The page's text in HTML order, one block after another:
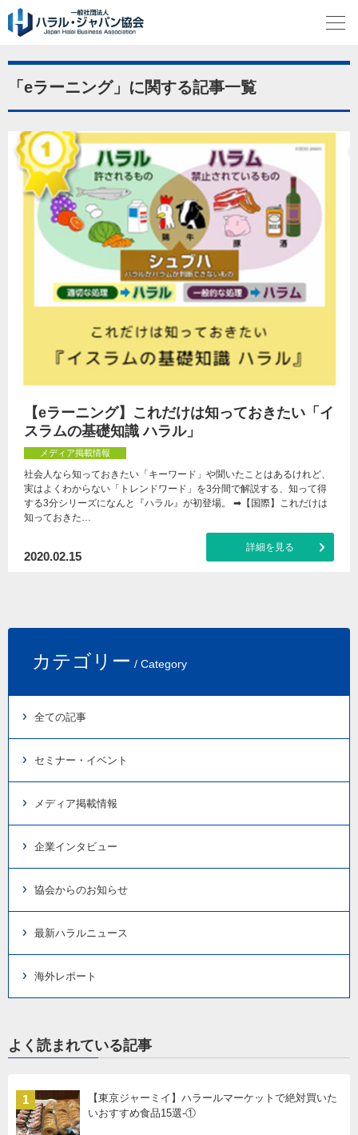
「eラーニング」に関する記事一覧
【eラーニング】これだけは知っておきたい「イ
スラムの基礎知識 ハラル」
メディア掲載情報
社会人なら知っておきたい「キーワード」や聞いたことはあるけれど、
実はよくわからない「トレンドワード」を3分間で解説する、知って得
する3分シリーズになんと『ハラル』が初登場。 ➡【国際】これだけは
知っておきた…
2020.02.15
詳細を見る
カテゴリー / Category
全ての記事
セミナー・イベント
メディア掲載情報
企業インタビュー
協会からのお知らせ
最新ハラルニュース
海外レポート
よく読まれている記事
1
【東京ジャーミイ】ハラールマーケットで絶対買いた
いおすすめ食品15選-①